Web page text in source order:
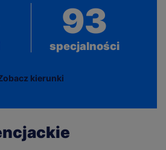
93
specjalności
kierunki